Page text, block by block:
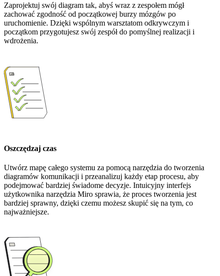
Zaprojektuj swój diagram tak, abyś wraz z zespołem mógł
zachować zgodność od początkowej burzy mózgów po
uruchomienie. Dzięki wspólnym warsztatom odkrywczym i
początkom przygotujesz swój zespół do pomyślnej realizacji i
wdrożenia.
Oszczędzaj czas
Utwórz mapę całego systemu za pomocą narzędzia do tworzenia
diagramów komunikacji i przeanalizuj każdy etap procesu, aby
podejmować bardziej świadome decyzje. Intuicyjny interfejs
użytkownika narzędzia Miro sprawia, że proces tworzenia jest
bardziej sprawny, dzięki czemu możesz skupić się na tym, co
najważniejsze.